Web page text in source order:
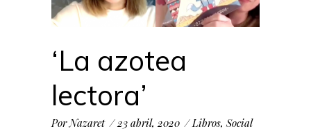
‘La azotea
lectora’
PorNazaret 23 abril, 2020 Libros,Social